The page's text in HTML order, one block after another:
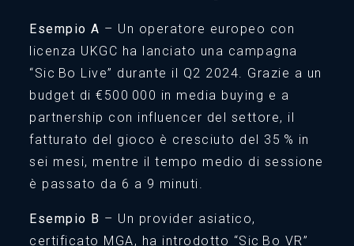
Esempio A – Un operatore europeo con
licenza UKGC ha lanciato una campagna
“Sic Bo Live” durante il Q2 2024. Grazie a un
budget di €500 000 in media buying e a
partnership con influencer del settore, il
fatturato del gioco è cresciuto del 35 % in
sei mesi, mentre il tempo medio di sessione
è passato da 6 a 9 minuti.
Esempio B – Un provider asiatico,
certificato MGA, ha introdotto “Sic Bo VR”